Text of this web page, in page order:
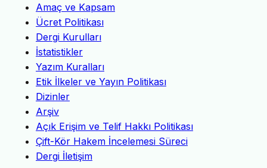
Amaç ve Kapsam
Ücret Politikası
Dergi Kurulları
İstatistikler
Yazım Kuralları
Etik İlkeler ve Yayın Politikası
Dizinler
Arşiv
Açık Erişim ve Telif Hakkı Politikası
Çift-Kör Hakem İncelemesi Süreci
Dergi İletişim